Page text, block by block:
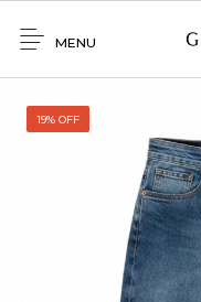
Home
MENU
19% OFF